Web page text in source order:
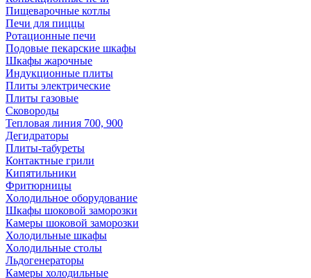
Пищеварочные котлы
Печи для пиццы
Ротационные печи
Подовые пекарские шкафы
Шкафы жарочные
Индукционные плиты
Плиты электрические
Плиты газовые
Сковороды
Тепловая линия 700, 900
Дегидраторы
Плиты-табуреты
Контактные грили
Кипятильники
Фритюрницы
Холодильное оборудование
Шкафы шоковой заморозки
Камеры шоковой заморозки
Холодильные шкафы
Холодильные столы
Льдогенераторы
Камеры холодильные